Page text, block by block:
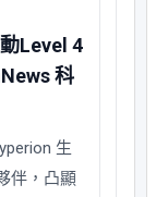
Level 4
科
生
伴，凸顯